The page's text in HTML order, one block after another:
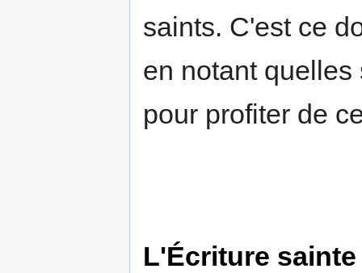
saints. C'est ce
en notant
pour profiter de
L'Écriture